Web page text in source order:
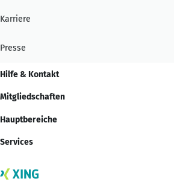
Karriere
Presse
Hilfe & Kontakt
Mitgliedschaften
Hauptbereiche
Services